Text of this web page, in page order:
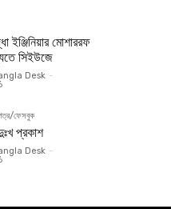
ইঞ্জিনিয়ার মোশাররফ
সিইউজে
Desk -
ফেসবুক
প্রকাশ
Desk -